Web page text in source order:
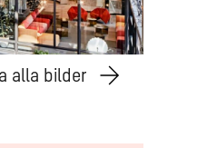
alla bilder